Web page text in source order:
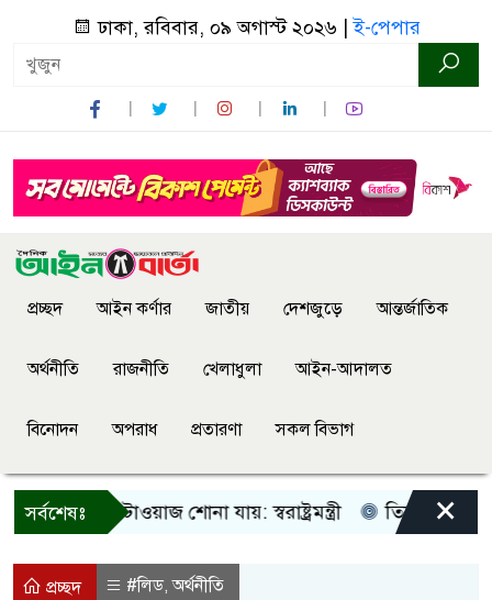
ঢাকা, রবিবার, ০৯ অগাস্ট ২০২৬ |ই-পেপার
প্রচ্ছদ আইন কর্ণার জাতীয় দেশজুড়ে আন্তর্জাতিক
অর্থনীতি রাজনীতি খেলাধুলা আইন-আদালত
বিনোদন অপরাধ প্রতারণা সকল বিভাগ
সর্বশেষঃ
আওয়াজ-টাওয়াজ শোনা যায়: স্বরাষ্ট্রমন্ত্রী তিন দিনের মধ্যে
×
প্রচ্ছদ #লিড,অর্থনীতি